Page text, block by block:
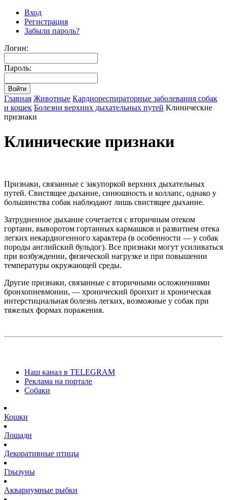
Вход
Регистрация
Забыли пароль?
Логин:
Пароль:
Главная Животные Кардиореспираторные заболевания собак
и кошек Болезни верхних дыхательных путей Клинические
признаки
Клинические признаки
Признаки, связанные с закупоркой верхних дыхательных
путей. Свистящее дыхание, синюшность и коллапс, однако у
большинства собак наблюдают лишь свистящее дыхание.
Затрудненное дыхание сочетается с вторичным отеком
гортани, выворотом гортанных кармашков и развитием отека
легких некардиогенного характера (в особенности — у собак
породы английский бульдог). Все признаки могут усиливаться
при возбуждении, физической нагрузке и при повышении
температуры окружающей среды.
Другие признаки, связанные с вторичными осложнениями
бронхопневмонии, — хронический бронхит и хроническая
интерстициальная болезнь легких, возможные у собак при
тяжелых формах поражения.
Наш канал в TELEGRAM
Реклама на портале
Собаки
Кошки
Лошади
Декоративные птицы
Грызуны
Аквариумные рыбки